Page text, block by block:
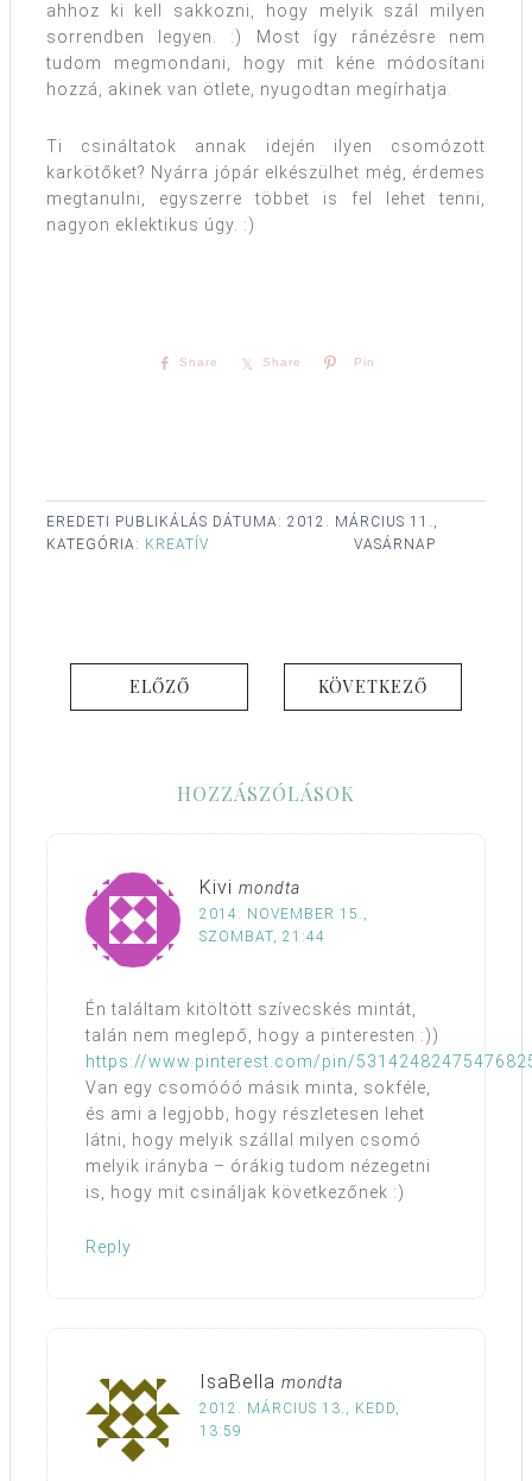
ahhoz ki kell sakkozni, hogy melyik szál milyen
sorrendben legyen. :) Most így ránézésre nem
tudom megmondani, hogy mit kéne módosítani
hozzá, akinek van ötlete, nyugodtan megírhatja.
Ti csináltatok annak idején ilyen csomózott
karkötőket? Nyárra jópár elkészülhet még, érdemes
megtanulni, egyszerre többet is fel lehet tenni,
nagyon eklektikus úgy. :)
Share Share Pin
EREDETI PUBLIKÁLÁS DÁTUMA: 2012. MÁRCIUS 11.,
VASÁRNAP
KATEGÓRIA: KREATÍV
ELŐZŐ KÖVETKEZŐ
HOZZÁSZÓLÁSOK
Kivi mondta
2014. NOVEMBER 15.,
SZOMBAT, 21:44
Én találtam kitöltött szívecskés mintát,
talán nem meglepő, hogy a pinteresten :))
https://www.pinterest.com/pin/
Van egy csomóóó másik minta, sokféle,
és ami a legjobb, hogy részletesen lehet
látni, hogy melyik szállal milyen csomó
melyik irányba – órákig tudom nézegetni
is, hogy mit csináljak következőnek :)
Reply
IsaBella mondta
2012. MÁRCIUS 13., KEDD,
13:59